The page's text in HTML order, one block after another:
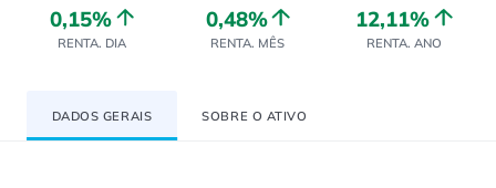
0,15%
RENTA. DIA
0,48%
RENTA. MÊS
12,11%
RENTA. ANO
DADOS GERAIS SOBRE O ATIVO